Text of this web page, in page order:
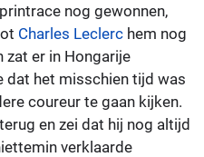
nog gewonnen,
Charles Leclerc hem nog
zat er in Hongarije
dat het misschien tijd was
coureur te gaan kijken.
en zei dat hij nog altijd
verklaarde